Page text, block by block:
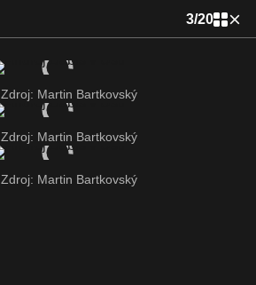
3/20
Zdroj: Martin Bartkovský
Zdroj: Martin Bartkovský
Zdroj: Martin Bartkovský